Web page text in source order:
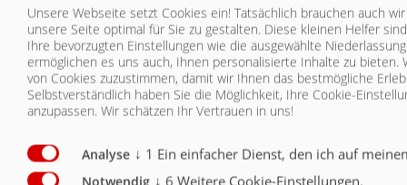
24. Juli 2025
Unsere Webseite setzt Cookies ein! Tatsächlich brauchen auch
unsere Seite optimal für Sie zu gestalten. Diese kleinen Helfer
Ihre bevorzugten Einstellungen wie die ausgewählte
ermöglichen es uns auch, Ihnen personalisierte Inhalte zu bieten.
von Cookies zuzustimmen, damit wir Ihnen das bestmögliche
Selbstverständlich haben Sie die Möglichkeit, Ihre Cookie-
anzupassen. Wir schätzen Ihr Vertrauen in uns!
Analyse ↓ 1 Ein einfacher Dienst, den ich auf
Notwendig ↓ 6 Weitere Cookie-Einstellungen.